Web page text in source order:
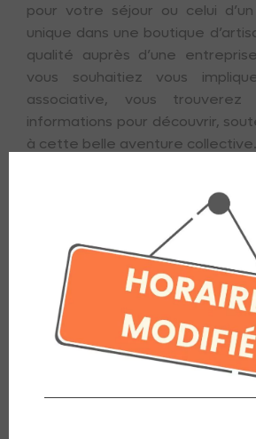
pour votre séjour ou celui
unique dans une boutique
qualité auprès d’une
vous souhaitiez vous
associative, vous
informations pour découvrir,
à cette belle aventure collective.
par l’incroyable richesse de notre
Commerces et artisanats
Entreprises locales
Autres